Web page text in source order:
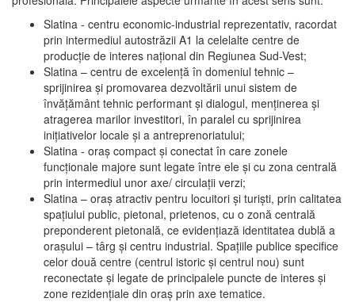
Slatina - centru economic-industrial reprezentativ, racordat
prin intermediul autostrăzii A1 la celelalte centre de
producţie de interes naţional din Regiunea Sud-Vest;
Slatina – centru de excelenţă în domeniul tehnic –
sprijinirea şi promovarea dezvoltării unui sistem de
învăţământ tehnic performant şi dialogul, menţinerea şi
atragerea marilor investitori, în paralel cu sprijinirea
iniţiativelor locale şi a antreprenoriatului;
Slatina - oraş compact şi conectat în care zonele
funcţionale majore sunt legate între ele şi cu zona centrală
prin intermediul unor axe/ circulații verzi;
Slatina – oraş atractiv pentru locuitori şi turişti, prin calitatea
spaţiului public, pietonal, prietenos, cu o zonă centrală
preponderent pietonală, ce evidenţiază identitatea dublă a
oraşului – târg şi centru industrial. Spaţiile publice specifice
celor două centre (centrul istoric şi centrul nou) sunt
reconectate şi legate de principalele puncte de interes şi
zone rezidenţiale din oraş prin axe tematice.